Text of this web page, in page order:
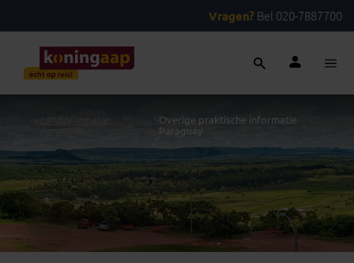
Vragen? Bel 020-7887700
Overige praktische informatie
Paraguay